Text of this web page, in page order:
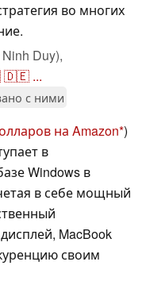
во многих
Duy),
🇩🇪 ...
с ними
на Amazon )
в
Windows в
в себе мощный
MacBook
своим